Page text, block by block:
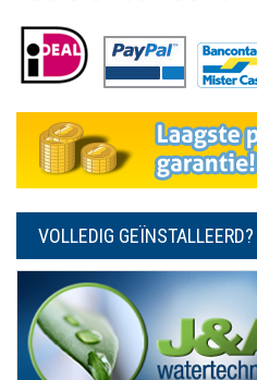
VOLLEDIG GEÏNSTALLEERD?